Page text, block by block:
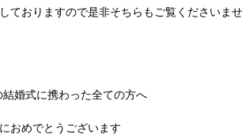
ておりますので是非そちらもご覧くださいませ
婚式に携わった全ての方へ
おめでとうございます